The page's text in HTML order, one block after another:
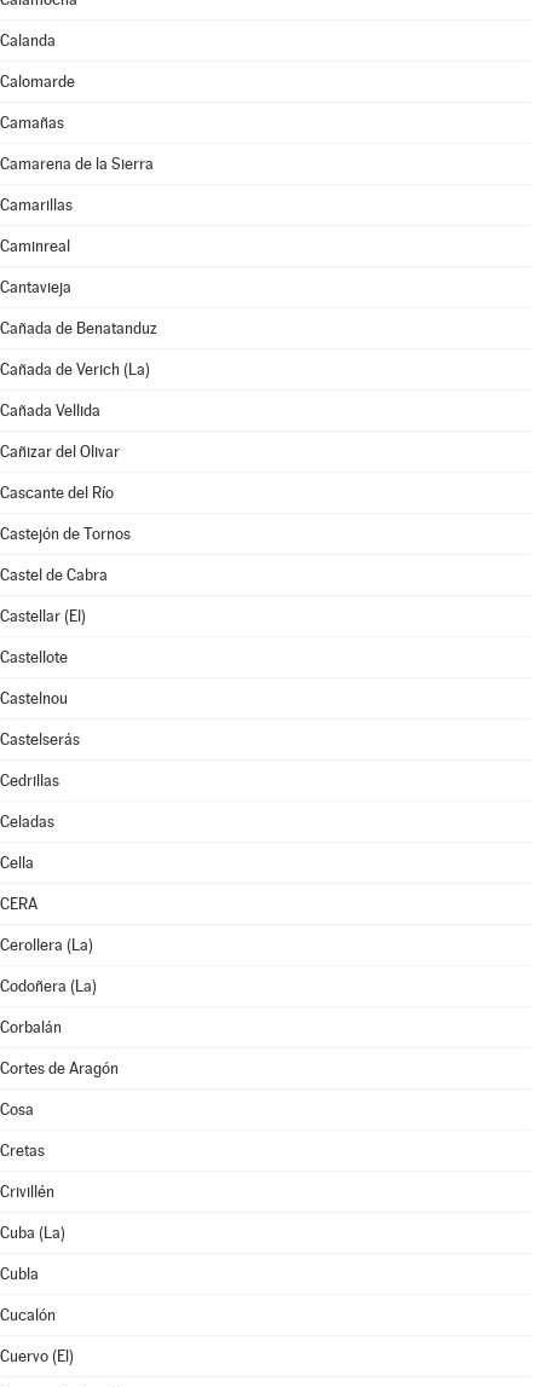
Calanda
Calomarde
Camañas
Camarena de la Sierra
Camarillas
Caminreal
Cantavieja
Cañada de Benatanduz
Cañada de Verich (La)
Cañada Vellida
Cañizar del Olivar
Cascante del Río
Castejón de Tornos
Castel de Cabra
Castellar (El)
Castellote
Castelnou
Castelserás
Cedrillas
Celadas
Cella
CERA
Cerollera (La)
Codoñera (La)
Corbalán
Cortes de Aragón
Cosa
Cretas
Crivillén
Cuba (La)
Cubla
Cucalón
Cuervo (El)